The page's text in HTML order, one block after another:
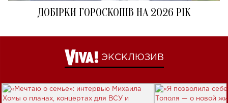
ДОБІРКИ ГОРОСКОПІВ НА 2026 РІК
ЭКСКЛЮЗИВ